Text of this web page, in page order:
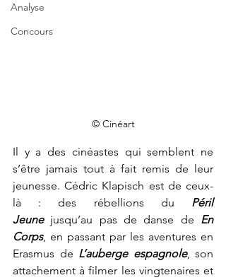
Analyse
Concours
© Cinéart
Il y a des cinéastes qui semblent ne
s’être jamais tout à fait remis de leur
jeunesse. Cédric Klapisch est de ceux-
là : des rébellions du Péril
Jeune jusqu’au pas de danse de En
Corps, en passant par les aventures en
Erasmus de L’auberge espagnole, son
attachement à filmer les vingtenaires et